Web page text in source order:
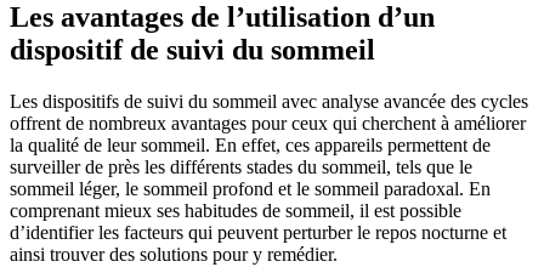
Les avantages de l’utilisation d’un
dispositif de suivi du sommeil
Les dispositifs de suivi du sommeil avec analyse avancée des cycles
offrent de nombreux avantages pour ceux qui cherchent à améliorer
la qualité de leur sommeil. En effet, ces appareils permettent de
surveiller de près les différents stades du sommeil, tels que le
sommeil léger, le sommeil profond et le sommeil paradoxal. En
comprenant mieux ses habitudes de sommeil, il est possible
d’identifier les facteurs qui peuvent perturber le repos nocturne et
ainsi trouver des solutions pour y remédier.